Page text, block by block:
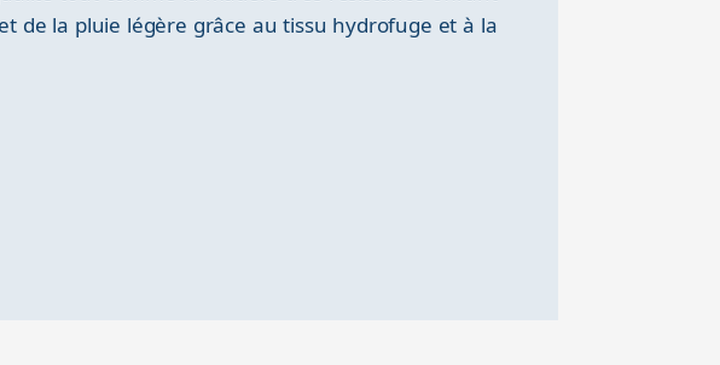
de la pluie légère grâce au tissu hydrofuge et à la